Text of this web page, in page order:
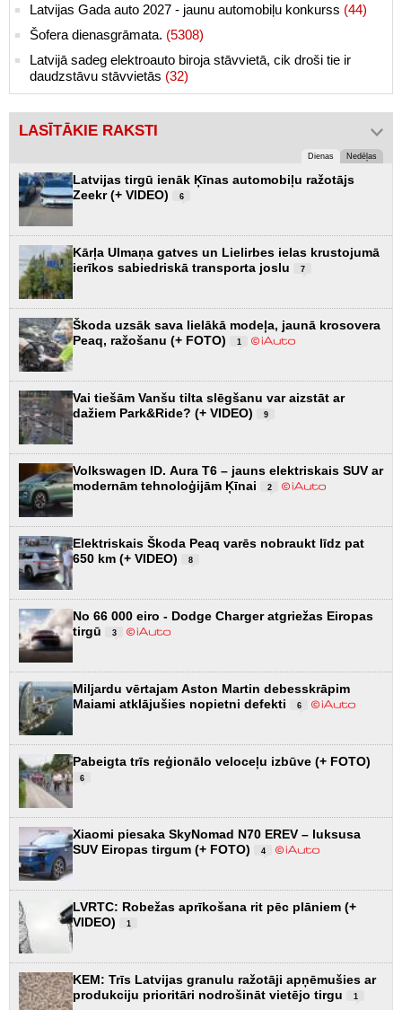
Latvijas Gada auto 2027 - jaunu automobiļu konkurss (44)
Šofera dienasgrāmata. (5308)
Latvijā sadeg elektroauto biroja stāvvietā, cik droši tie ir
daudzstāvu stāvvietās (32)
LASĪTĀKIE RAKSTI
Dienas Nedēļas
Latvijas tirgū ienāk Ķīnas automobiļu ražotājs
Zeekr (+ VIDEO)
6
Kārļa Ulmaņa gatves un Lielirbes ielas krustojumā
ierīkos sabiedriskā transporta joslu
7
Škoda uzsāk sava lielākā modeļa, jaunā krosovera
Peaq, ražošanu (+ FOTO)
1
Vai tiešām Vanšu tilta slēgšanu var aizstāt ar
dažiem Park&Ride? (+ VIDEO)
9
Volkswagen ID. Aura T6 – jauns elektriskais SUV ar
modernām tehnoloģijām Ķīnai
2
Elektriskais Škoda Peaq varēs nobraukt līdz pat
650 km (+ VIDEO)
8
No 66 000 eiro - Dodge Charger atgriežas Eiropas
tirgū
3
Miljardu vērtajam Aston Martin debesskrāpim
Maiami atklājušies nopietni defekti
6
Pabeigta trīs reģionālo veloceļu izbūve (+ FOTO)
6
Xiaomi piesaka SkyNomad N70 EREV – luksusa
SUV Eiropas tirgum (+ FOTO)
4
LVRTC: Robežas aprīkošana rit pēc plāniem (+
VIDEO)
1
KEM: Trīs Latvijas granulu ražotāji apņēmušies ar
produkciju prioritāri nodrošināt vietējo tirgu
1